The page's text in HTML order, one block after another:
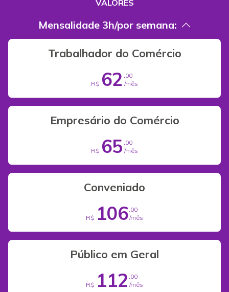
VALORES
Mensalidade 3h/por semana:
Trabalhador do Comércio
R$ 62 ,00
/mês
Empresário do Comércio
R$ 65 ,00
/mês
Conveniado
R$ 106 ,00
/mês
Público em Geral
R$ 112 ,00
/mês